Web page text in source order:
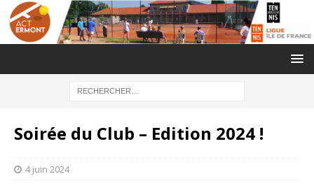
Soirée du Club – Edition 2024 !
4 juin 2024